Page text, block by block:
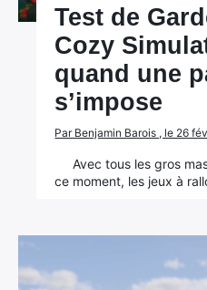
Test de
Cozy
quand une
s’impose
Par Benjamin Barois , le 26
Avec tous les gros
ce moment, les jeux à